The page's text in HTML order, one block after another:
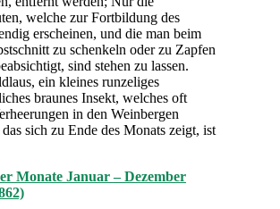
welche zur Fortbildung des
erscheinen, und die man beim
zu schenkeln oder zu Zapfen
sind stehen zu lassen.
ein kleines runzeliges
braunes Insekt, welches oft
in den Weinbergen
sich zu Ende des Monats zeigt, ist
Monate Januar – Dezember